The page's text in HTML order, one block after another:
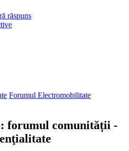
răspuns
Forumul Electromobilitate
forumul comunității -